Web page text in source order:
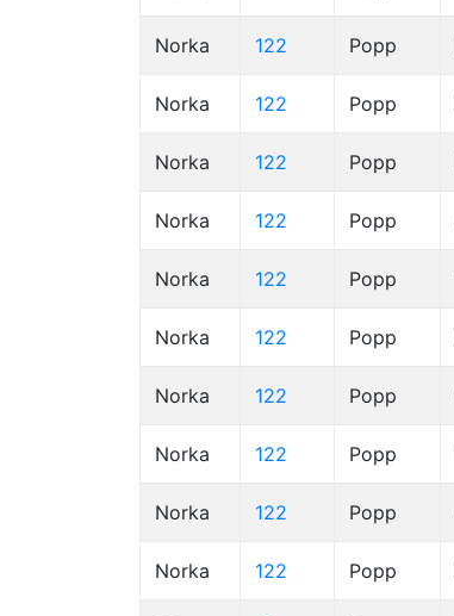
Norka 122 Popp
Norka 122 Popp
Norka 122 Popp
Norka 122 Popp
Norka 122 Popp
Norka 122 Popp
Norka 122 Popp
Norka 122 Popp
Norka 122 Popp
Norka 122 Popp